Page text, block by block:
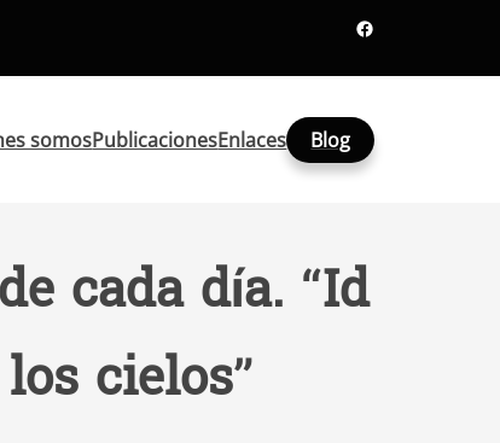
Facebook
somosPublicacionesEnlaces Blog
cada día. “Id
cielos”